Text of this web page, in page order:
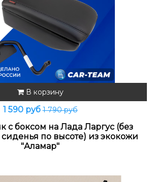
В корзину
1 590 руб1 790 руб
с боксом на Лада Ларгус (без
по высоте) из экокожи
"Аламар"